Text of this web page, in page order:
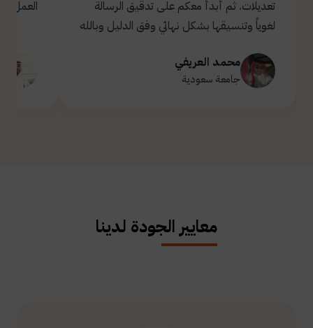
تعديلات. ثم أبدأ معكم على تدقيق الرسالة
لغوياً وتنسيقها بشكل نهائي وفق الدليل وبالله
محمد العريفي
جامعة سعودية
العمل.
معايير الجودة لدينا